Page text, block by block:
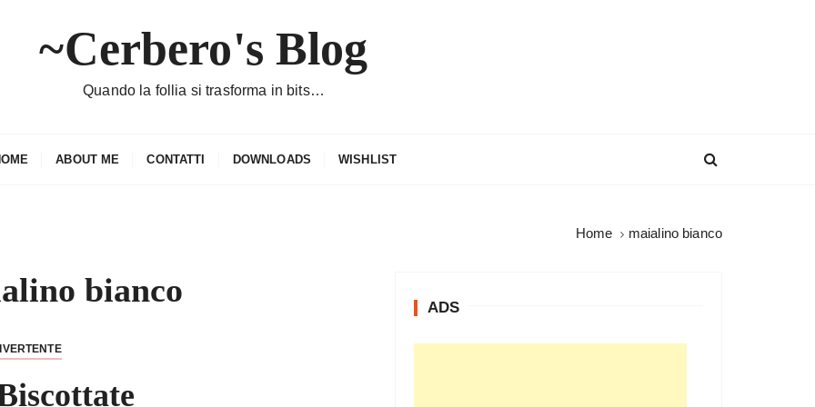
~Cerbero's Blog
Quando la follia si trasforma in bits…
ABOUT ME CONTATTI DOWNLOADS WISHLIST
Home maialino bianco
bianco ADS